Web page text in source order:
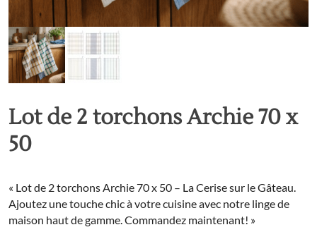
Lot de 2 torchons Archie 70 x
50
« Lot de 2 torchons Archie 70 x 50 – La Cerise sur le Gâteau.
Ajoutez une touche chic à votre cuisine avec notre linge de
maison haut de gamme. Commandez maintenant! »